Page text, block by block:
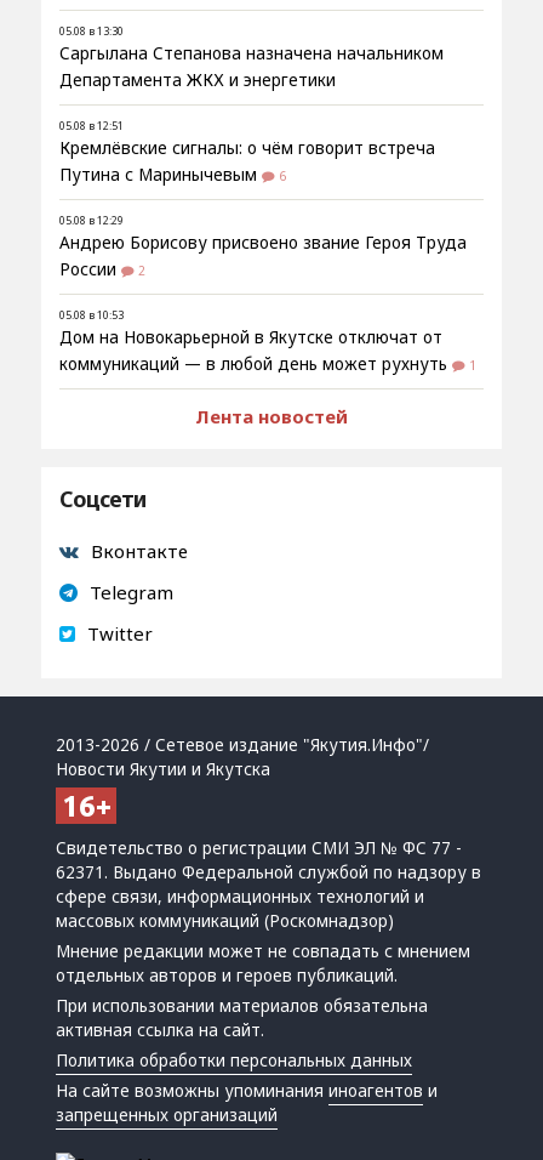
05.08 в 13:30
Саргылана Степанова назначена начальником
Департамента ЖКХ и энергетики
05.08 в 12:51
Кремлёвские сигналы: о чём говорит встреча
Путина с Маринычевым
6
05.08 в 12:29
Андрею Борисову присвоено звание Героя Труда
России
2
05.08 в 10:53
Дом на Новокарьерной в Якутске отключат от
коммуникаций — в любой день может рухнуть
1
Лента новостей
Соцсети
Вконтакте
Telegram
Twitter
2013-2026 / Сетевое издание "Якутия.Инфо"/
Новости Якутии и Якутска
Свидетельство о регистрации СМИ ЭЛ № ФС 77 -
62371. Выдано Федеральной службой по надзору в
сфере связи, информационных технологий и
массовых коммуникаций (Роскомнадзор)
Мнение редакции может не совпадать с мнением
отдельных авторов и героев публикаций.
При использовании материалов обязательна
активная ссылка на сайт.
Политика обработки персональных данных
На сайте возможны упоминанияиноагентов и
запрещенных организаций